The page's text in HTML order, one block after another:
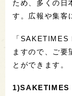
ため、多くの日
す。広報や集客
「
ますので、ご要
とができます。
1)SAKETIMES